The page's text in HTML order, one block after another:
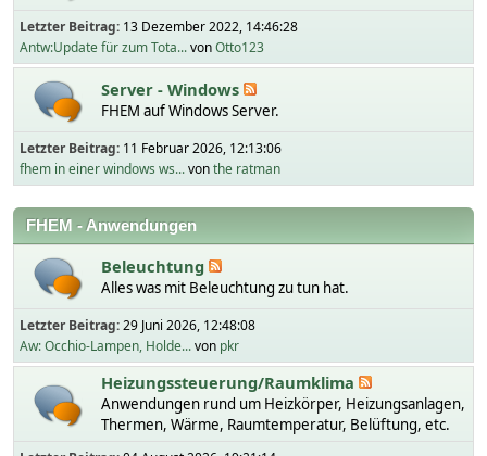
Letzter Beitrag: 13 Dezember 2022, 14:46:28
Antw:Update für zum Tota...vonOtto123
Server - Windows
FHEM auf Windows Server.
Letzter Beitrag: 11 Februar 2026, 12:13:06
fhem in einer windows ws...vonthe ratman
FHEM - Anwendungen
Beleuchtung
Alles was mit Beleuchtung zu tun hat.
Letzter Beitrag:29 Juni 2026, 12:48:08
Aw: Occhio-Lampen, Holde...von pkr
Heizungssteuerung/Raumklima
Anwendungen rund um Heizkörper, Heizungsanlagen,
Thermen, Wärme, Raumtemperatur, Belüftung, etc.